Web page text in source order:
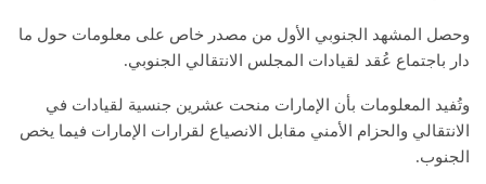
وحصل المشهد الجنوبي الأول من مصدر خاص على معلومات حول ما
دار باجتماع عُقد لقيادات المجلس الانتقالي الجنوبي.
وتُفيد المعلومات بأن الإمارات منحت عشرين جنسية لقيادات في
الانتقالي والحزام الأمني مقابل الانصياع لقرارات الإمارات فيما يخص
الجنوب.